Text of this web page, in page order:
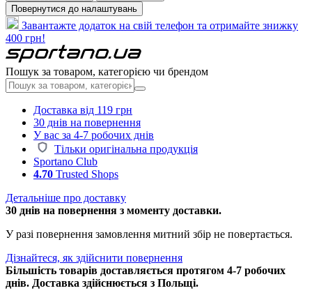
Повернутися до налаштувань
Завантажте додаток на свій телефон та отримайте знижку
400 грн!
Пошук за товаром, категорією чи брендом
Доставка від 119 грн
30 днів на повернення
У вас за 4-7 робочих днів
Тільки оригінальна продукція
Sportano Club
4.70 Trusted Shops
Детальніше про доставку
30 днів на повернення з моменту доставки.
У разі повернення замовлення митний збір не повертається.
Дізнайтеся, як здійснити повернення
Більшість товарів доставляється протягом 4-7 робочих
днів. Доставка здійснюється з Польщі.